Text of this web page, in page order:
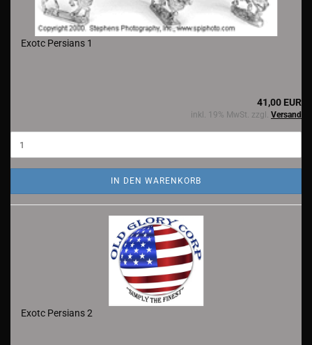
Exotc Persians 1
41,00 EUR
inkl. 19% MwSt. zzgl. Versand
IN DEN WARENKORB
Exotc Persians 2